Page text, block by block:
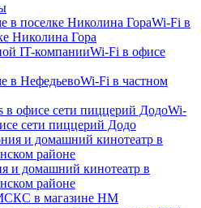
Wi-Fi в
Николина Гора
Wi-Fi в офисе
Wi-Fi в частном
Wi-
сети пиццерий Додо
и домашний кинотеатр в
районе
СКС в магазине HM